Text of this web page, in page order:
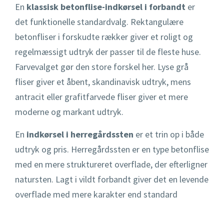
En klassisk betonflise-indkørsel i forbandt er
det funktionelle standardvalg. Rektangulære
betonfliser i forskudte rækker giver et roligt og
regelmæssigt udtryk der passer til de fleste huse.
Farvevalget gør den store forskel her. Lyse grå
fliser giver et åbent, skandinavisk udtryk, mens
antracit eller grafitfarvede fliser giver et mere
moderne og markant udtryk.
En indkørsel i herregårdssten er et trin op i både
udtryk og pris. Herregårdssten er en type betonflise
med en mere struktureret overflade, der efterligner
natursten. Lagt i vildt forbandt giver det en levende
overflade med mere karakter end standard